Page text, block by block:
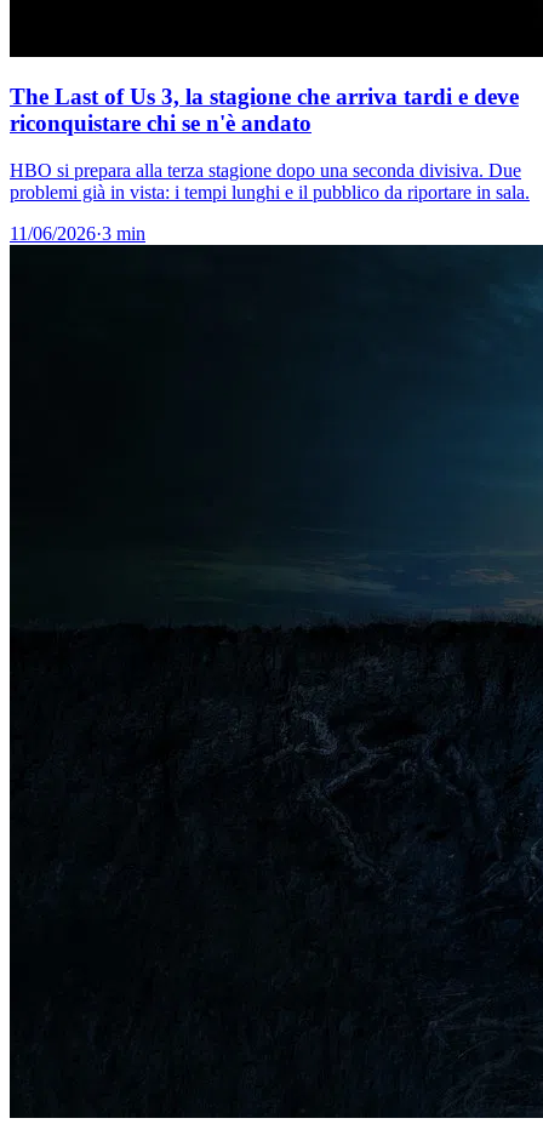
The Last of Us 3, la stagione che arriva tardi e deve
riconquistare chi se n'è andato
HBO si prepara alla terza stagione dopo una seconda divisiva. Due
problemi già in vista: i tempi lunghi e il pubblico da riportare in sala.
11/06/2026·3 min